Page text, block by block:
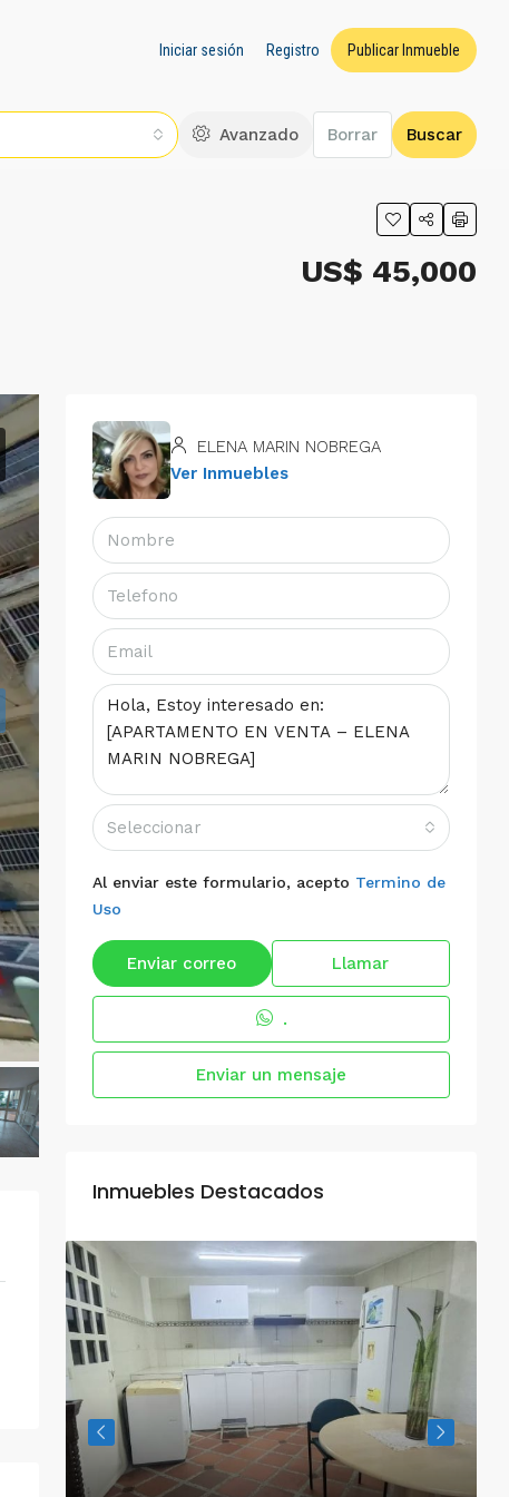
Iniciar sesión Registro Publicar Inmueble
Avanzado Borrar Buscar
US$ 45,000
ELENA MARIN NOBREGA
Ver Inmuebles
Seleccionar
Al enviar este formulario, acepto Termino de
Uso
Enviar correo Llamar
.
Enviar un mensaje
Inmuebles Destacados